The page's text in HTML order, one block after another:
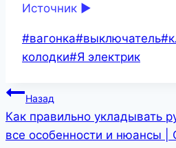
Источник ►
Метки
записи:
#вагонка#выключатель#
колодки#Я электрик
Навигация
по
Назад
Как правильно укладывать
все особенности и нюансы |